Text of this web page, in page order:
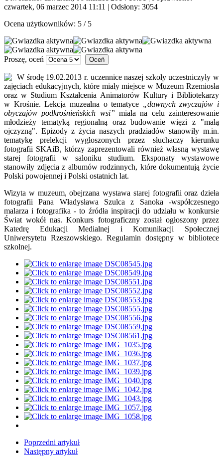
czwartek, 06 marzec 2014 11:11 | Odsłony: 3054
Ocena użytkowników: 5 / 5
Proszę, oceń
W środę 19.02.2013 r. uczennice naszej szkoły uczestniczyły w
zajęciach edukacyjnych, które miały miejsce w Muzeum Rzemiosła
oraz w Studium Kształcenia Animatorów Kultury i Bibliotekarzy
w Krośnie. Lekcja muzealna o tematyce
„dawnych zwyczajów i
obyczajów podkrośnieńskich wsi” miała na celu zainteresowanie
młodzieży tematyką regionalną oraz budowanie więzi z "małą
ojczyzną". Epizody z życia naszych pradziadów stanowiły m.in.
tematykę prelekcji wygłoszonych przez słuchaczy kierunku
fotografii SKAiB, którzy zaprezentowali również własną wystawę
starej fotografii w saloniku studium. Eksponaty wystawowe
stanowiły zdjęcia z albumów rodzinnych, które dokumentują życie
Polski powojennej i Polski ostatnich lat.
Wizyta w muzeum, obejrzana wystawa starej fotografii oraz dzieła
fotografii Pana Władysława Szulca z Sanoka -współczesnego
malarza i fotografika - to źródła inspiracji do udziału w konkursie
Świat wokół nas. Konkurs fotograficzny został ogłoszony przez
Katedrę Edukacji Medialnej i Komunikacji Społecznej
Uniwersytetu Rzeszowskiego. Regulamin dostępny w bibliotece
szkolnej.
Poprzedni artykuł
Następny artykuł